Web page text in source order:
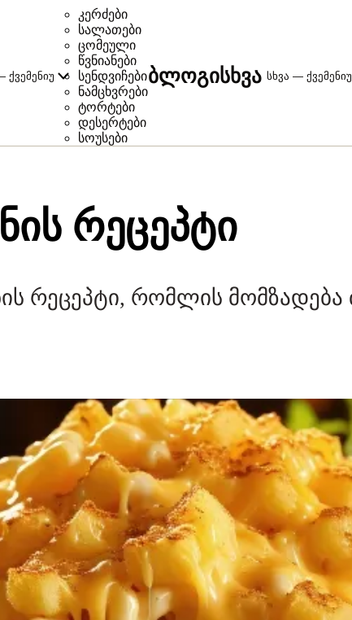
ქვემენიუ
კერძები
სალათები
ცომეული
წვნიანები
სენდვიჩები
ნამცხვრები
ტორტები
დესერტები
სოუსები
ბლოგისხვა სხვა — ქვემენიუ
ᲠᲔᲪᲔᲞᲢᲘ
რეცეპტი, რომლის